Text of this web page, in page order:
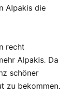
Alpakis die
recht
Alpakis. Da
schöner
zu bekommen.